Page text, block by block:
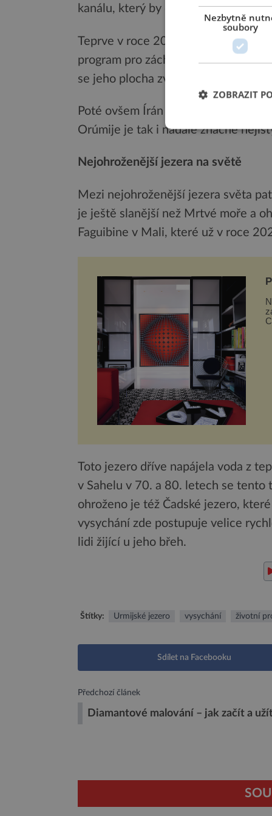
kanálu, který by do jezera přiváděl
Teprve v roce 2013 zahájil Írán s
program pro záchranu jezera. Na
se jeho plocha zvýšila z 1000
Poté ovšem Írán zasáhla
Orúmije je tak i nadále značně
Nejohroženější jezera na světě
Mezi nejohroženější jezera světa
je ještě slanější než Mrtvé moře a
Faguibine v Mali, které už v roce
Toto jezero dříve napájela voda z
v Sahelu v 70. a 80. letech se tento
ohroženo je též Čadské jezero,
vysychání zde postupuje velice
lidi žijící u jeho břeh.
Štítky: Urmijské jezero vysychání životní
Sdílet na Facebooku
Předchozí článek
Diamantové malování – jak začít a
Nezbytně
soubory
ZOBRAZIT